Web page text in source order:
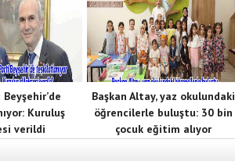
Kuruluş
verildi
Başkan Altay, yaz okulundaki
öğrencilerle buluştu: 30 bin
çocuk eğitim alıyor